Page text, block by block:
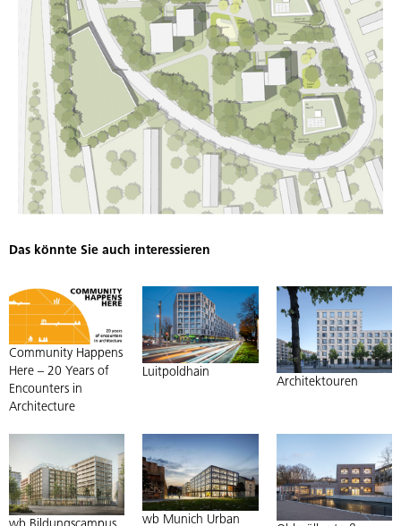
Das könnte Sie auch interessieren
Community Happens
Here – 20 Years of
Encounters in
Architecture
Luitpoldhain
Architektouren
wb Munich Urban